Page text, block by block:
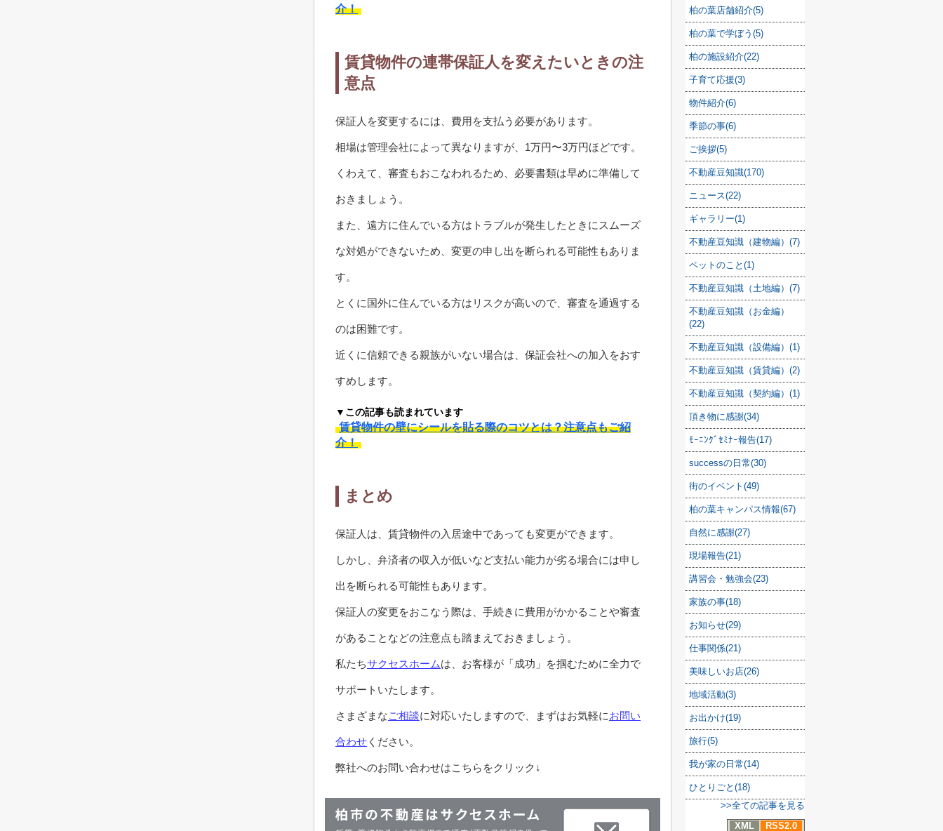
介！
賃貸物件の連帯保証人を変えたいときの注
意点
保証人を変更するには、費用を支払う必要があります。
相場は管理会社によって異なりますが、1万円〜3万円ほどです。
くわえて、審査もおこなわれるため、必要書類は早めに準備して
おきましょう。
また、遠方に住んでいる方はトラブルが発生したときにスムーズ
な対処ができないため、変更の申し出を断られる可能性もありま
す。
とくに国外に住んでいる方はリスクが高いので、審査を通過する
のは困難です。
近くに信頼できる親族がいない場合は、保証会社への加入をおす
すめします。
▼この記事も読まれています
賃貸物件の壁にシールを貼る際のコツとは？注意点もご紹
介！
まとめ
保証人は、賃貸物件の入居途中であっても変更ができます。
しかし、弁済者の収入が低いなど支払い能力が劣る場合には申し
出を断られる可能性もあります。
保証人の変更をおこなう際は、手続きに費用がかかることや審査
があることなどの注意点も踏まえておきましょう。
私たちサクセスホームは、お客様が「成功」を掴むために全力で
サポートいたします。
さまざまなご相談に対応いたしますので、まずはお気軽にお問い
合わせ ください。
弊社へのお問い合わせはこちらをクリック↓
柏の葉店舗紹介(5)
柏の葉で学ぼう(5)
柏の施設紹介(22)
子育て応援(3)
物件紹介(6)
季節の事(6)
ご挨拶(5)
不動産豆知識(170)
ニュース(22)
ギャラリー(1)
不動産豆知識（建物編）(7)
ペットのこと(1)
不動産豆知識（土地編）(7)
不動産豆知識（お金編）
(22)
不動産豆知識（設備編）(1)
不動産豆知識（賃貸編）(2)
不動産豆知識（契約編）(1)
頂き物に感謝(34)
ﾓｰﾆﾝｸﾞｾﾐﾅｰ報告(17)
successの日常(30)
街のイベント(49)
柏の葉キャンパス情報(67)
自然に感謝(27)
現場報告(21)
講習会・勉強会(23)
家族の事(18)
お知らせ(29)
仕事関係(21)
美味しいお店(26)
地域活動(3)
お出かけ(19)
旅行(5)
我が家の日常(14)
ひとりごと(18)
>>全ての記事を見る
XML
RSS2.0